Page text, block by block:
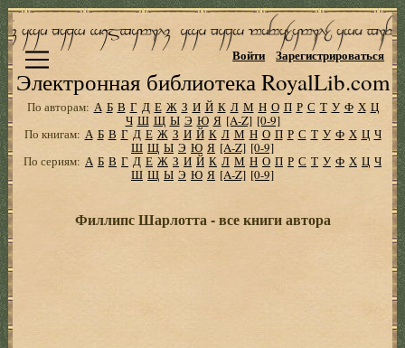
Электронная библиотека RoyalLib.com
Войти Зарегистрироваться
По авторам: А Б В Г Д Е Ж З И Й К Л М Н О П Р С Т У Ф Х Ц
Ч Ш Щ Ы Э Ю Я [A-Z] [0-9]
По книгам: А Б В Г Д Е Ж З И Й К Л М Н О П Р С Т У Ф Х Ц Ч
Ш Щ Ы Э Ю Я [A-Z] [0-9]
По сериям: А Б В Г Д Е Ж З И Й К Л М Н О П Р С Т У Ф Х Ц Ч
Ш Щ Ы Э Ю Я [A-Z] [0-9]
Филлипс Шарлотта - все книги автора